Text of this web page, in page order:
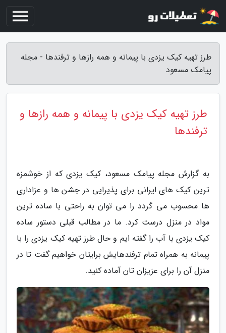
طرز تهیه کیک یزدی با پیمانه و همه رازها و ترفندها - مجله
پیامک مسعود
طرز تهیه کیک یزدی با پیمانه و همه رازها و
ترفندها
به گزارش مجله پیامک مسعود، کیک یزدی که از خوشمزه
ترین کیک های ایرانی برای پذیرایی در جشن ها و عزاداری
ها محسوب می گردد را می توان به راحتی با ساده ترین
مواد در منزل درست کرد. ما در مطالب قبلی دستور ساده
کیک یزدی با آب را گفته ایم و حال طرز تهیه کیک یزدی را با
پیمانه به همراه تمام ترفندهایش برایتان خواهیم گفت تا در
منزل آن را برای عزیزان تان آماده کنید.